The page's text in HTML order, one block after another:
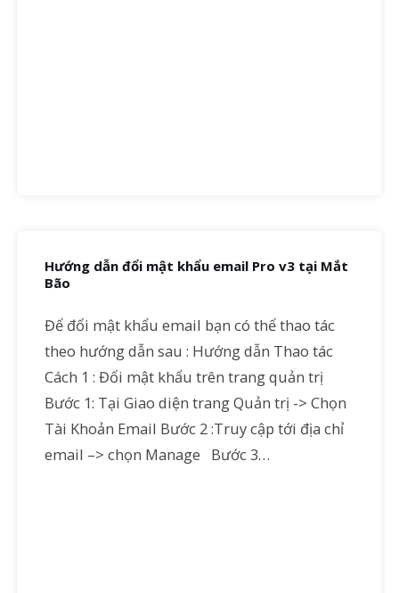
Hướng dẫn đổi mật khẩu email Pro v3 tại Mắt
Bão
Để đổi mật khẩu email bạn có thể thao tác
theo hướng dẫn sau : Hướng dẫn Thao tác
Cách 1 : Đổi mật khẩu trên trang quản trị
Bước 1: Tại Giao diện trang Quản trị -> Chọn
Tài Khoản Email Bước 2 :Truy cập tới địa chỉ
email –> chọn Manage Bước 3…